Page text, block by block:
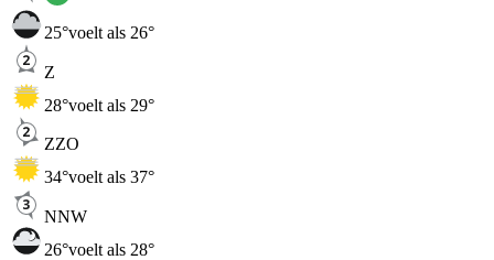
25°voelt als 26°
Z
28°voelt als 29°
ZZO
34°voelt als 37°
NNW
26°voelt als 28°